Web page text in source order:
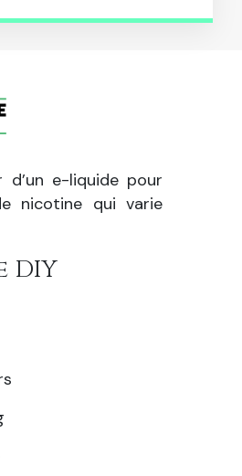
e-liquide pour
nicotine qui varie
DIY